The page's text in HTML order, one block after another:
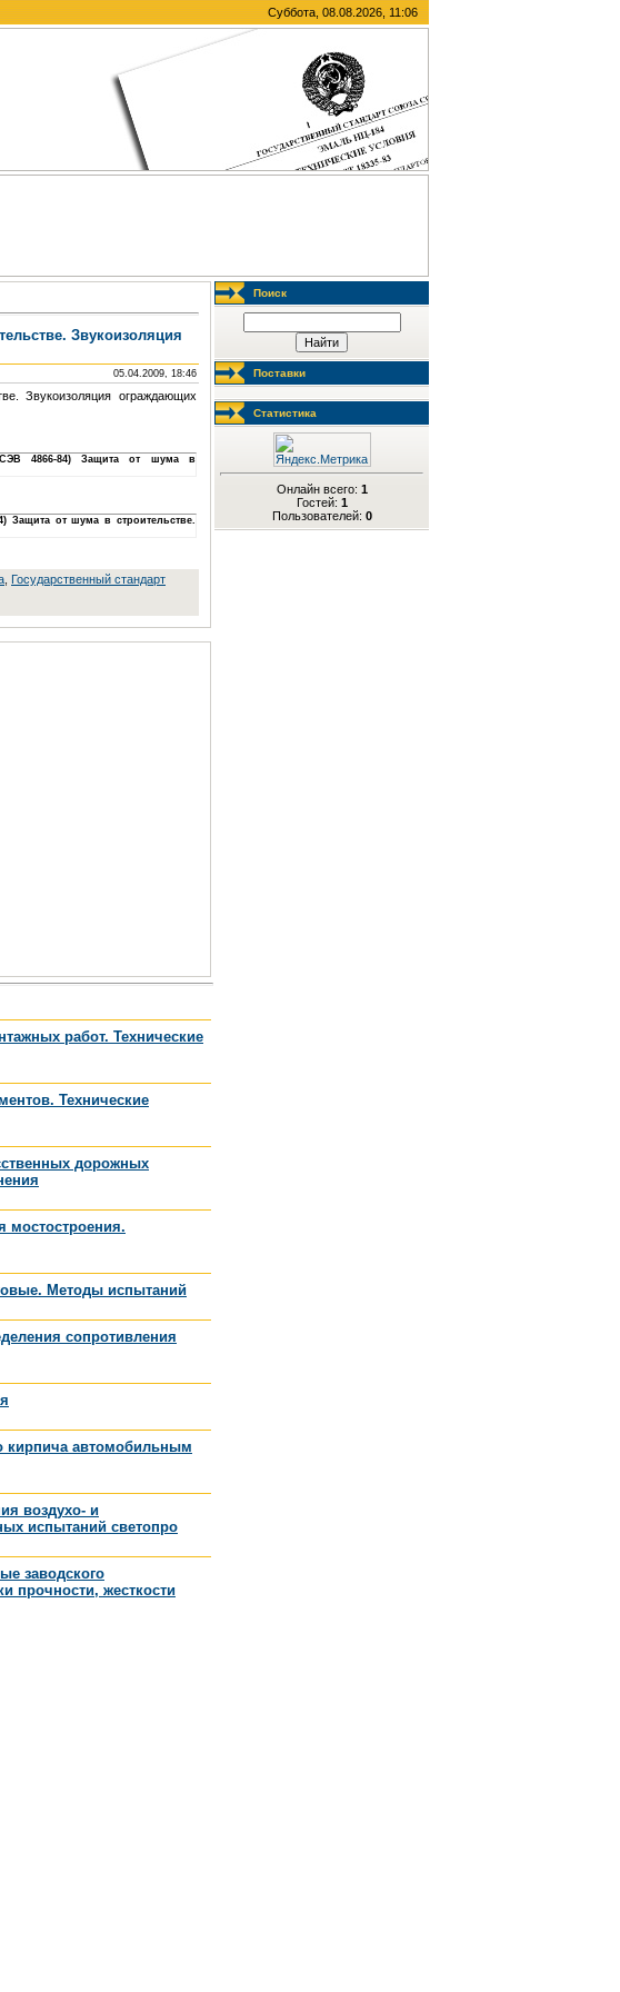
Суббота, 08.08.2026, 11:06
Звукоизоляция
05.04.2009, 18:46
Звукоизоляция ограждающих
СЭВ 4866-84) Защита от шума в
Защита от шума в строительстве.
Государственный стандарт
работ. Технические
Технические
дорожных
мостостроения.
Методы испытаний
сопротивления
кирпича автомобильным
воздухо- и
испытаний светопро
заводского
прочности, жесткости
Поиск
Поставки
Статистика
Онлайн всего: 1
Гостей: 1
Пользователей: 0